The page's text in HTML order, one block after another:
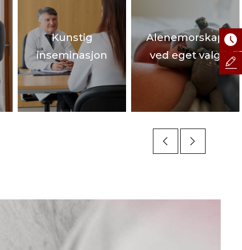
Kunstig
inseminasjon
Alenemorskap
ved eget valg